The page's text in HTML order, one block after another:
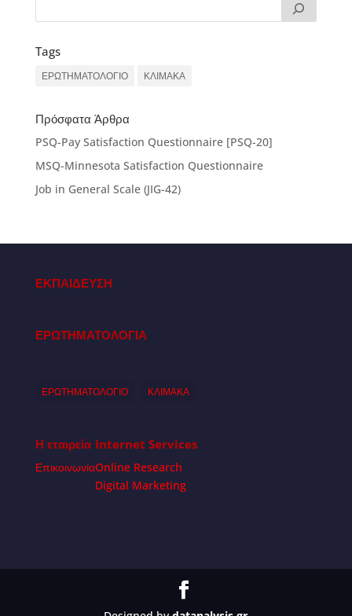
Tags
ΕΡΩΤΗΜΑΤΟΛΟΓΙΟ ΚΛΙΜΑΚΑ
Πρόσφατα Άρθρα
PSQ-Pay Satisfaction Questionnaire [PSQ-20]
MSQ-Minnesota Satisfaction Questionnaire
Job in General Scale (JIG-42)
ΕΚΠΑΙΔΕΥΣΗ
ΕΡΩΤΗΜΑΤΟΛΟΓΙΑ
ΕΡΩΤΗΜΑΤΟΛΟΓΙΟ ΚΛΙΜΑΚΑ
Η εταιρεία
Επικοινωνία
Internet Services
Online Research
Digital Marketing